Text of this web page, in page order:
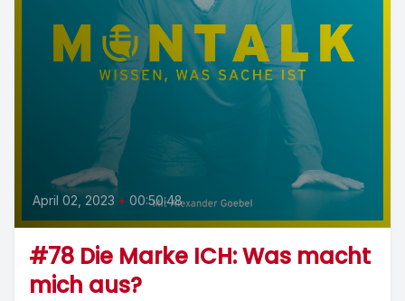
April 02, 2023 • 00:50:48
#78 Die Marke ICH: Was macht
mich aus?